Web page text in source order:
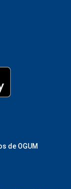
de OGUM